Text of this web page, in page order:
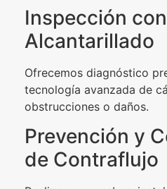
Inspección
Alcantarillado
Ofrecemos diagnóstico
tecnología avanzada de
obstrucciones o daños.
Prevención y
de Contraflujo